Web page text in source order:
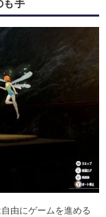
も手
由にゲームを進める